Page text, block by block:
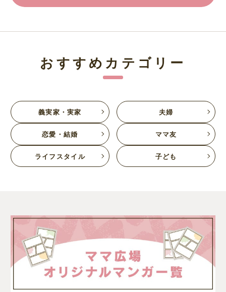
おすすめカテゴリー
義実家・実家 夫婦
恋愛・結婚 ママ友
ライフスタイル 子ども